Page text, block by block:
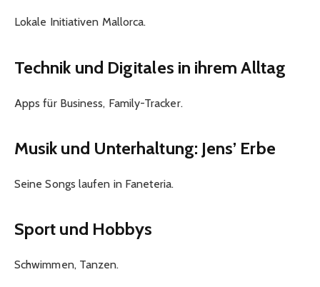
Lokale Initiativen Mallorca.
Technik und Digitales in ihrem Alltag
Apps für Business, Family-Tracker.
Musik und Unterhaltung: Jens’ Erbe
Seine Songs laufen in Faneteria.
Sport und Hobbys
Schwimmen, Tanzen.